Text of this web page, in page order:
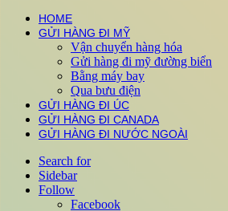
HOME
GỬI HÀNG ĐI MỸ
Vận chuyển hàng hóa
Gửi hàng đi mỹ đường biển
Bằng máy bay
Qua bưu điện
GỬI HÀNG ĐI ÚC
GỬI HÀNG ĐI CANADA
GỬI HÀNG ĐI NƯỚC NGOÀI
Search for
Sidebar
Follow
Facebook